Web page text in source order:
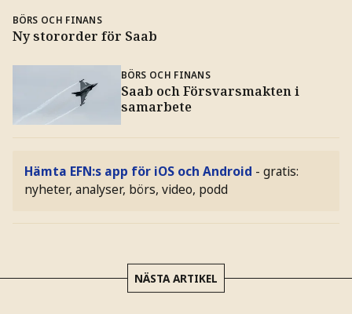
BÖRS OCH FINANS
Ny stororder för Saab
BÖRS OCH FINANS
Saab och Försvarsmakten i
samarbete
Hämta EFN:s app för iOS och Android - gratis:
nyheter, analyser, börs, video, podd
NÄSTA ARTIKEL